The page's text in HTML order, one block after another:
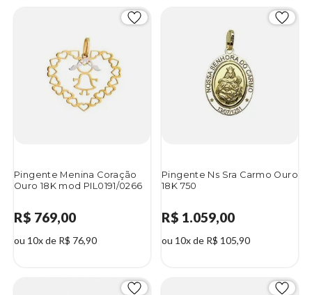
Pingente Menina Coração
Ouro 18K mod PIL0191/0266
R$ 769,00
ou 10x de R$ 76,90
Pingente Ns Sra Carmo Ouro
18K 750
R$ 1.059,00
ou 10x de R$ 105,90